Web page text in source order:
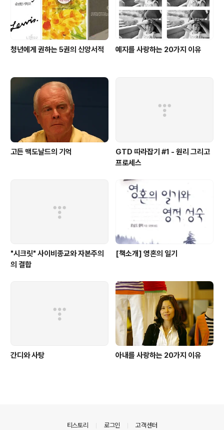
청년에게 권하는 5권의 신앙서적 예지를 사랑하는 20가지 이유
고든 맥도날드의 기억
GTD 따라잡기 #1 - 원리 그리고
프로세스
"시크릿" 사이비종교와 자본주의
의 결합
[책소개] 영혼의 일기
간디와 사탕 아내를 사랑하는 20가지 이유
티스토리 로그인 고객센터